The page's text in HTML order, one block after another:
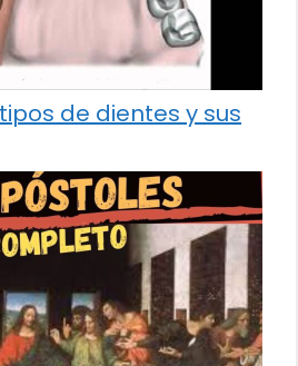
de dientes y sus